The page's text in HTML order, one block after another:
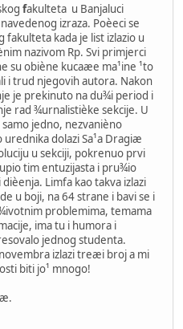
fakulteta u Banjaluci
izraza. Poèeci se
fakulteta kada je list izlazio u
nazivom Rp. Svi primjerci
su obiène kucaæe ma¹ine ¹to
i trud njegovih autora. Nakon
je prekinuto na du¾i period i
rad ¾urnalistièke sekcije. U
jedno, nezvanièno
dolazi Sa¹a Dragiæ
u sekciji, pokrenuo prvi
tim entuzijasta i pru¾io
Limfa kao takva izlazi
u boji, na 64 strane i bavi se i
problemima, temama
ima tu i humora i
jednog studenta.
izlazi treæi broj a mi
biti jo¹ mnogo!